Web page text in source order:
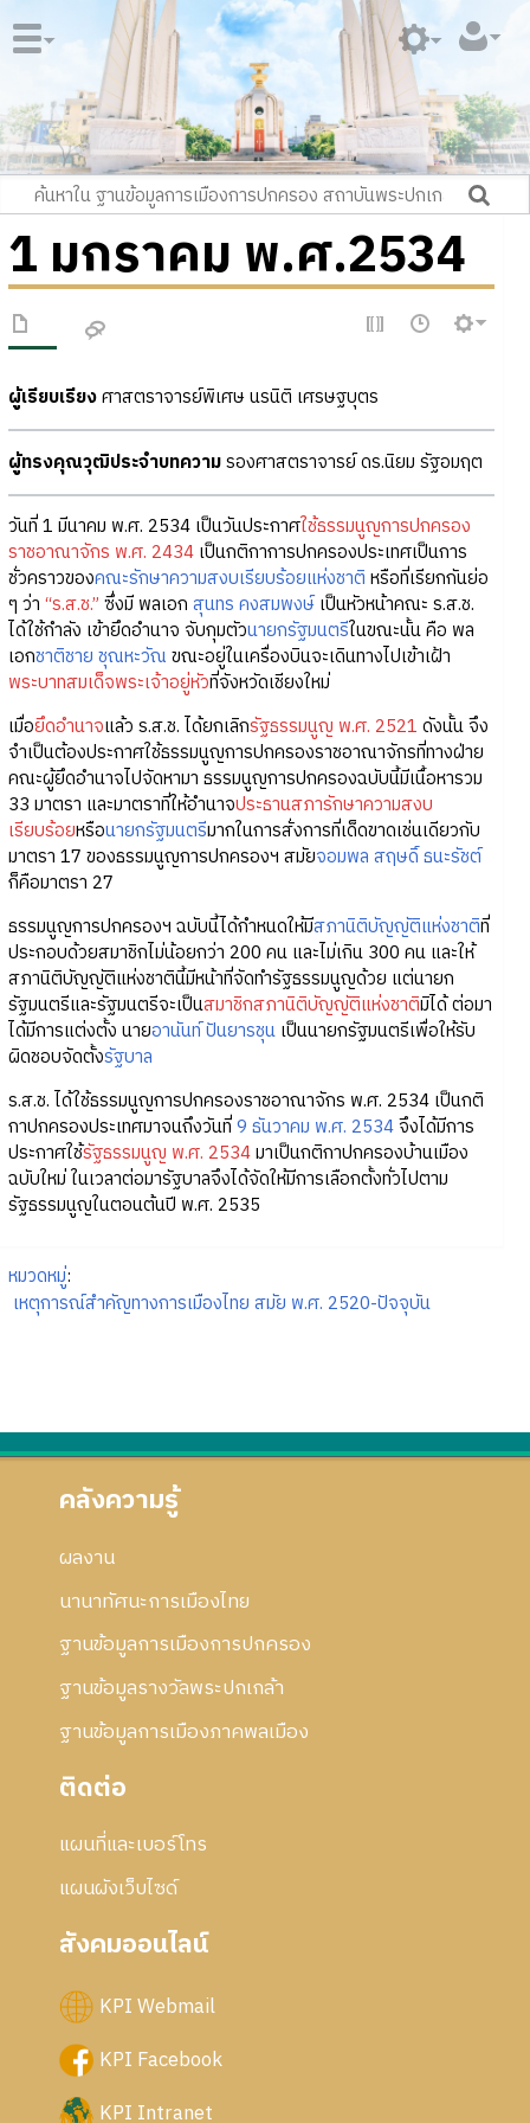
1 มกราคม พ.ศ.2534
ผู้เรียบเรียงศาสตราจารย์พิเศษ นรนิติ เศรษฐบุตร
ผู้ทรงคุณวุฒิประจำบทความรองศาสตราจารย์ ดร.นิยม รัฐอมฤต
วันที่ 1 มีนาคม พ.ศ. 2534 เป็นวันประกาศใช้ธรรมนูญการปกครอง
ราชอาณาจักร พ.ศ. 2434เป็นกติกาการปกครองประเทศเป็นการ
ชั่วคราวของคณะรักษาความสงบเรียบร้อยแห่งชาติ หรือที่เรียกกันย่อ
ๆ ว่า “ร.ส.ช.” ซึ่งมี พลเอก สุนทร คงสมพงษ์เป็นหัวหน้าคณะ ร.ส.ช.
ได้ใช้กำลัง เข้ายึดอำนาจ จับกุมตัวนายกรัฐมนตรีในขณะนั้น คือ พล
เอกชาติชาย ชุณหะวัณ ขณะอยู่ในเครื่องบินจะเดินทางไปเข้าเฝ้า
พระบาทสมเด็จพระเจ้าอยู่หัวที่จังหวัดเชียงใหม่
เมื่อยึดอำนาจแล้ว ร.ส.ช. ได้ยกเลิกรัฐธรรมนูญ พ.ศ. 2521 ดังนั้น จึง
จำเป็นต้องประกาศใช้ธรรมนูญการปกครองราชอาณาจักรที่ทางฝ่าย
คณะผู้ยึดอำนาจไปจัดหามา ธรรมนูญการปกครองฉบับนี้มีเนื้อหารวม
33 มาตรา และมาตราที่ให้อำนาจประธานสภารักษาความสงบ
เรียบร้อยหรือนายกรัฐมนตรีมากในการสั่งการที่เด็ดขาดเช่นเดียวกับ
มาตรา 17 ของธรรมนูญการปกครองฯ สมัยจอมพล สฤษดิ์ ธนะรัชต์
ก็คือมาตรา 27
ธรรมนูญการปกครองฯ ฉบับนี้ได้กำหนดให้มีสภานิติบัญญัติแห่งชาติที่
ประกอบด้วยสมาชิกไม่น้อยกว่า 200 คน และไม่เกิน 300 คน และให้
สภานิติบัญญัติแห่งชาตินี้มีหน้าที่จัดทำรัฐธรรมนูญด้วย แต่นายก
รัฐมนตรีและรัฐมนตรีจะเป็นสมาชิกสภานิติบัญญัติแห่งชาติมิได้ ต่อมา
ได้มีการแต่งตั้ง นายอานันท์ ปันยารชุนเป็นนายกรัฐมนตรีเพื่อให้รับ
ผิดชอบจัดตั้งรัฐบาล
ร.ส.ช. ได้ใช้ธรรมนูญการปกครองราชอาณาจักร พ.ศ. 2534 เป็นกติ
กาปกครองประเทศมาจนถึงวันที่9 ธันวาคม พ.ศ. 2534จึงได้มีการ
ประกาศใช้รัฐธรรมนูญ พ.ศ. 2534มาเป็นกติกาปกครองบ้านเมือง
ฉบับใหม่ ในเวลาต่อมารัฐบาลจึงได้จัดให้มีการเลือกตั้งทั่วไปตาม
รัฐธรรมนูญในตอนต้นปี พ.ศ. 2535
หมวดหมู่:
เหตุการณ์สำคัญทางการเมืองไทย สมัย พ.ศ. 2520-ปัจจุบัน
คลังความรู้
ผลงาน
นานาทัศนะการเมืองไทย
ฐานข้อมูลการเมืองการปกครอง
ฐานข้อมูลรางวัลพระปกเกล้า
ฐานข้อมูลการเมืองภาคพลเมือง
ติดต่อ
แผนที่และเบอร์โทร
แผนผังเว็บไซด์
สังคมออนไลน์
KPI Webmail
KPI Facebook
KPI Intranet